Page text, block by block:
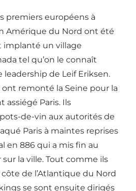
premiers européens à
Amérique du Nord ont été
implanté un village
tel qu’on le connaît
leadership de Leif Eriksen.
ont remonté la Seine pour la
assiégé Paris. Ils
de-vin aux autorités de
Paris à maintes reprises
en 886 qui a mis fin au
la ville. Tout comme ils
de l’Atlantique du Nord
se sont ensuite dirigés